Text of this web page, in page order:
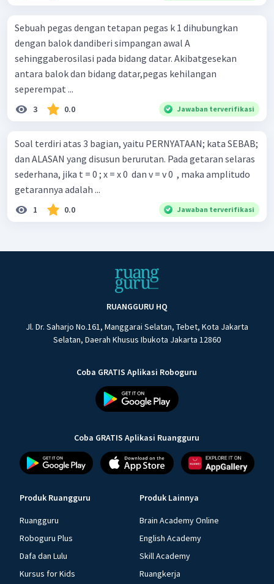
Sebuah pegas dengan tetapan pegas k 1 dihubungkan
dengan balok dandiberi simpangan awal A
sehinggaberosilasi pada bidang datar. Akibatgesekan
antara balok dan bidang datar,pegas kehilangan
seperempat ...
3 0.0 Jawaban terverifikasi
Soal terdiri atas 3 bagian, yaitu PERNYATAAN; kata SEBAB;
dan ALASAN yang disusun berurutan. Pada getaran selaras
sederhana, jika t = 0 ; x = x 0 ​ dan v = v 0 ​ , maka amplitudo
getarannya adalah ...
1 0.0 Jawaban terverifikasi
RUANGGURU HQ
Jl. Dr. Saharjo No.161, Manggarai Selatan, Tebet, Kota Jakarta
Selatan, Daerah Khusus Ibukota Jakarta 12860
Coba GRATIS Aplikasi Roboguru
Coba GRATIS Aplikasi Ruangguru
Produk Ruangguru
Ruangguru
Roboguru Plus
Dafa dan Lulu
Kursus for Kids
Produk Lainnya
Brain Academy Online
English Academy
Skill Academy
Ruangkerja